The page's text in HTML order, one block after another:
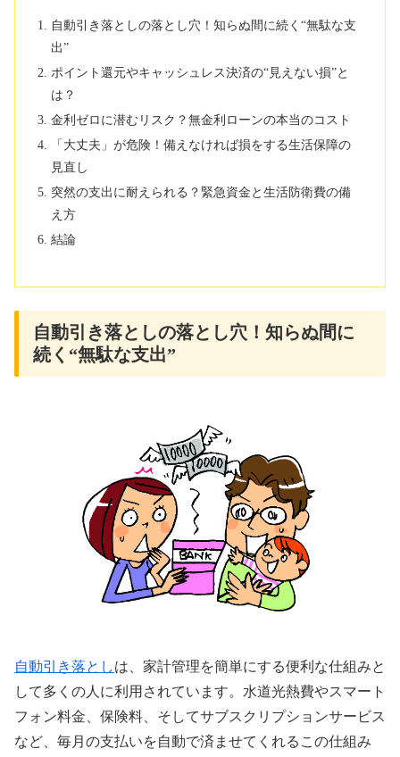
自動引き落としの落とし穴！知らぬ間に続く“無駄な支
出”
ポイント還元やキャッシュレス決済の“見えない損”と
は？
金利ゼロに潜むリスク？無金利ローンの本当のコスト
「大丈夫」が危険！備えなければ損をする生活保障の
見直し
突然の支出に耐えられる？緊急資金と生活防衛費の備
え方
結論
自動引き落としの落とし穴！知らぬ間に
続く“無駄な支出”
自動引き落としは、家計管理を簡単にする便利な仕組みと
して多くの人に利用されています。水道光熱費やスマート
フォン料金、保険料、そしてサブスクリプションサービス
など、毎月の支払いを自動で済ませてくれるこの仕組み